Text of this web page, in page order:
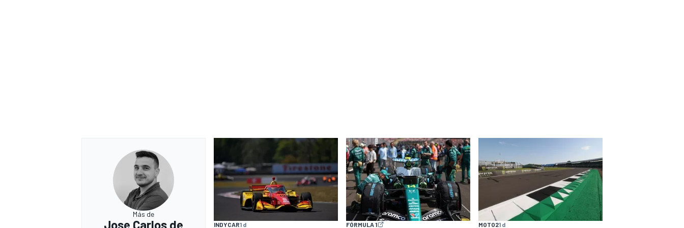
Más de
Jose Carlos de INDYCAR1 d FÓRMULA 1 MOTO21 d